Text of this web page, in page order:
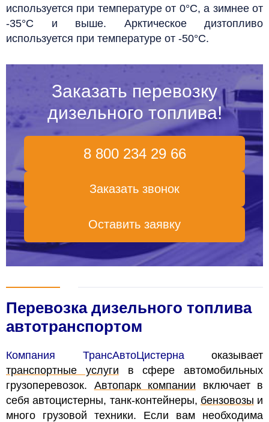
используется при температуре от 0°С, а зимнее от
-35°С и выше. Арктическое дизтопливо
используется при температуре от -50°С.
Заказать перевозку
дизельного топлива!
8 800 234 29 66
Заказать звонок
Оставить заявку
Перевозка дизельного топлива
автотранспортом
Компания ТрансАвтоЦистернаоказывает
транспортные услуги в сфере автомобильных
грузоперевозок. Автопарк компании включает в
себя автоцистерны, танк-контейнеры, бензовозы и
много грузовой техники. Если вам необходима